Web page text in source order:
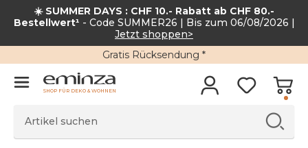
☀️ SUMMER DAYS : CHF 10.- Rabatt ab CHF 80.-
Bestellwert¹ - Code SUMMER26 | Bis zum 06/08/2026 |
Jetzt shoppen>
Gratis Rücksendung *
SHOP FÜR DEKO & WOHNEN